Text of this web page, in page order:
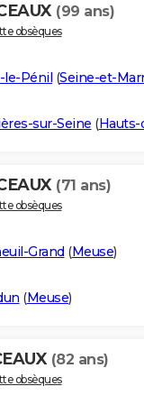
(99 ans)
obsèques
le-Pénil (Seine-et-
sur-Seine (Hauts-
(71 ans)
obsèques
Grand (Meuse)
(Meuse)
(82 ans)
obsèques